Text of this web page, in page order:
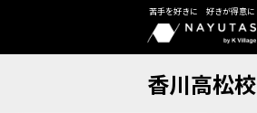
苦手を好きに 好きが得意に
香川高松校